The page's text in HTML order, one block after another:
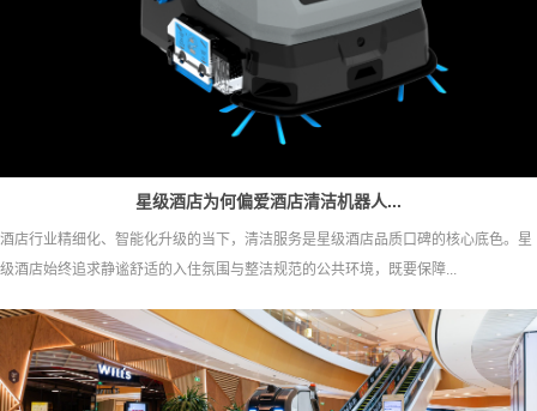
星级酒店为何偏爱酒店清洁机器人...
酒店行业精细化、智能化升级的当下，清洁服务是星级酒店品质口碑的核心底色。星
级酒店始终追求静谧舒适的入住氛围与整洁规范的公共环境，既要保障...